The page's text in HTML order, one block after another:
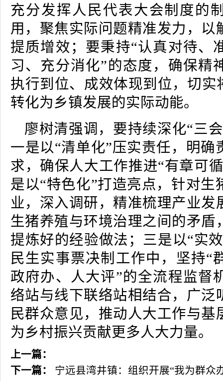
充分发挥人民代表大会制度的
用，聚焦实际问题精准发力，以
提质增效；要秉持“认真对待、
习、充分消化”的态度，确保精
执行到位、成效体现到位，切实
转化为乡镇发展的实际动能。
廖树清强调，要持续深化“三
一是以“清单化”压实责任，明确
求，确保人大工作推进“有章可
是以“特色化”打造亮点，针对生
业，深入调研，精准梳理产业发
生猪养殖与环境治理之间的矛盾
提炼好的经验做法；三是以“实
民生实事票决制工作中，坚持“
政府办、人大评”的全流程监督
络站与线下联络站相结合，广泛
民群众意见，推动人大工作与基
为乡村振兴贡献更多人大力量。
上一篇：
下一篇：
宁远县湾井镇：组织开展“我为群众